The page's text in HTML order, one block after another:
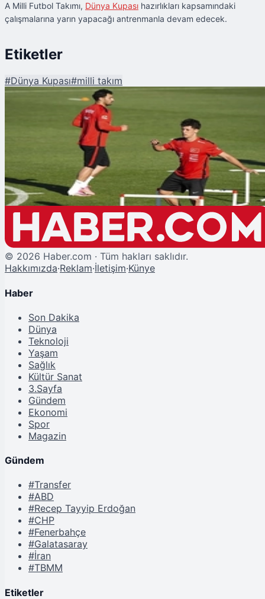
A Milli Futbol Takımı, Dünya Kupası hazırlıkları kapsamındaki
çalışmalarına yarın yapacağı antrenmanla devam edecek.
Etiketler
#Dünya Kupası#milli takım
A Milli Takım'da Miami Kampı Başladı
© 2026 Haber.com · Tüm hakları saklıdır.
Hakkımızda·Reklam·İletişim·Künye
Haber
Son Dakika
Dünya
Teknoloji
Yaşam
Sağlık
Kültür Sanat
3.Sayfa
Gündem
Ekonomi
Spor
Magazin
Gündem
#Transfer
#ABD
#Recep Tayyip Erdoğan
#CHP
#Fenerbahçe
#Galatasaray
#İran
#TBMM
Etiketler